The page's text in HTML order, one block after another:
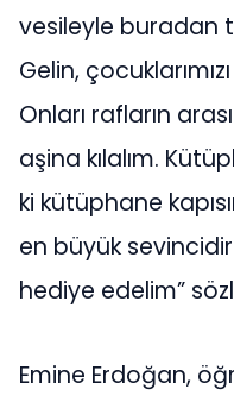
vesileyle buradan
Gelin,
Onları rafların
aşina kılalım.
ki kütüphane
en büyük
hediye edelim”
Emine Erdoğan,